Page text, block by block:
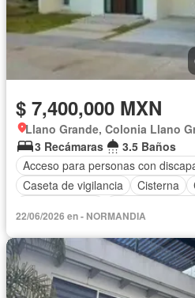
$ 7,400,000 MXN
Llano Grande, Colonia Llano
3 Recámaras
3.5 Baños
Acceso para personas con
Caseta de vigilancia
Cisterna
Electricidad
Estacionamiento
Recámara con closet
Seguridad
22/06/2026 en - NORMANDIA